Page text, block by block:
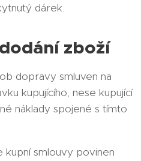
dárek.
zboží
dopravy smluven na
kupujícího, nese kupující
náklady spojené s tímto
kupní smlouvy povinen